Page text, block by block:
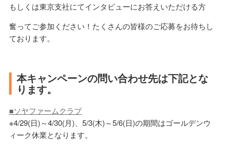
もしくは東京支社にてインタビューにお答えいただける方
奮ってご参加ください！たくさんの皆様のご応募をお待ちし
ております。
本キャンペーンの問い合わせ先は下記とな
ります。
■ソヤファームクラブ
※4/29(日)～4/30(月)、5/3(木)～5/6(日)の期間はゴールデンウ
ィーク休業となります。